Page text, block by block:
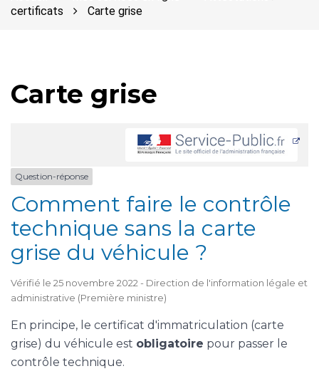
certificats
Carte grise
Carte grise
Question-réponse
Comment faire le contrôle
technique sans la carte
grise du véhicule ?
Vérifié le 25 novembre 2022 - Direction de l'information légale et
administrative (Première ministre)
En principe, le certificat d'immatriculation (carte
grise) du véhicule est obligatoire pour passer le
contrôle technique.